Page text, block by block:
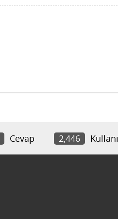
Cevap 2,446